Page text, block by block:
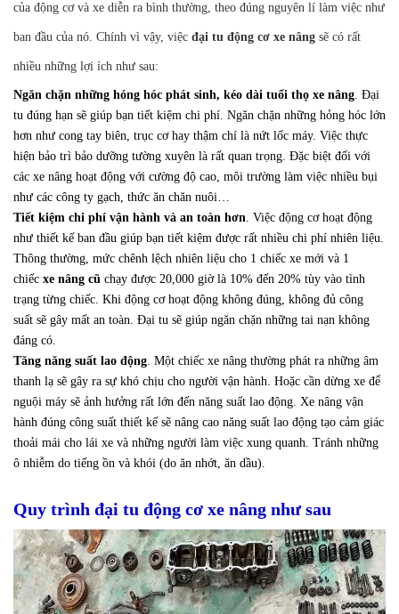
của động cơ và xe diễn ra bình thường, theo đúng nguyên lí làm việc như
ban đầu của nó. Chính vì vậy, việc đại tu động cơ xe nâng sẽ có rất
nhiều những lợi ích như sau:
Ngăn chặn những hỏng hóc phát sinh, kéo dài tuổi thọ xe nâng. Đại
tu đúng hạn sẽ giúp bạn tiết kiệm chi phí. Ngăn chặn những hỏng hóc lớn
hơn như cong tay biên, trục cơ hay thậm chí là nứt lốc máy. Việc thực
hiện bảo trì bảo dưỡng tường xuyên là rất quan trọng. Đặc biệt đối với
các xe nâng hoạt động với cường độ cao, môi trường làm việc nhiều bụi
như các công ty gạch, thức ăn chăn nuôi…
Tiết kiệm chi phí vận hành và an toàn hơn. Việc động cơ hoạt động
như thiết kế ban đầu giúp bạn tiết kiệm được rất nhiều chi phí nhiên liệu.
Thông thường, mức chênh lệch nhiên liệu cho 1 chiếc xe mới và 1
chiếc xe nâng cũ chạy được 20,000 giờ là 10% đến 20% tùy vào tình
trạng từng chiếc. Khi động cơ hoạt động không đúng, không đủ công
suất sẽ gây mất an toàn. Đại tu sẽ giúp ngăn chặn những tai nạn không
đáng có.
Tăng năng suất lao động. Một chiếc xe nâng thường phát ra những âm
thanh lạ sẽ gây ra sự khó chịu cho người vận hành. Hoặc cần dừng xe để
nguội máy sẽ ảnh hưởng rất lớn đến năng suất lao động. Xe nâng vận
hành đúng công suất thiết kế sẽ nâng cao năng suất lao động tạo cảm giác
thoải mái cho lái xe và những người làm việc xung quanh. Tránh những
ô nhiễm do tiếng ồn và khói (do ăn nhớt, ăn dầu).
Quy trình đại tu động cơ xe nâng như sau